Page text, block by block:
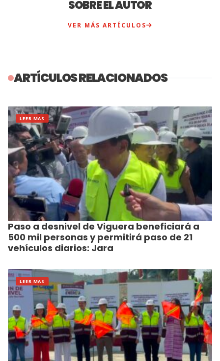
SOBRE EL AUTOR
VER MÁS ARTÍCULOS
ARTÍCULOS RELACIONADOS
LEER MAS
Paso a desnivel de Viguera beneficiará a
500 mil personas y permitirá paso de 21
vehículos diarios: Jara
LEER MAS